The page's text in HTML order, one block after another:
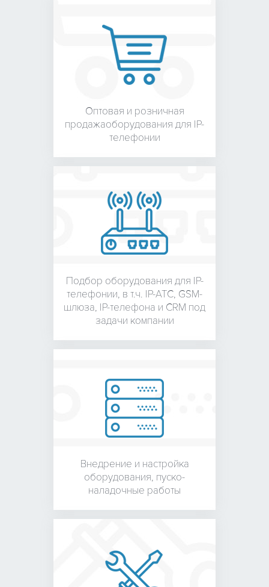
Оптовая и розничная
продажаоборудования для IP-
телефонии
Подбор оборудования для IP-
телефонии, в т.ч. IP-АТС, GSM-
шлюза, IP-телефона и CRM под
задачи компании
Внедрение и настройка
оборудования, пуско-
наладочные работы